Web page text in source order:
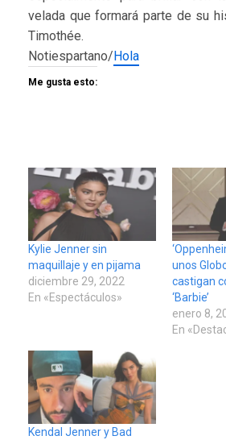
velada que formará parte de su
Timothée.
Notiespartano/Hola
Me gusta esto:
Kylie Jenner sin
maquillaje y en pijama
diciembre 29, 2022
En «Espectáculos»
unos
castigan
‘Barbie’
enero 8,
En
Kendal Jenner y Bad